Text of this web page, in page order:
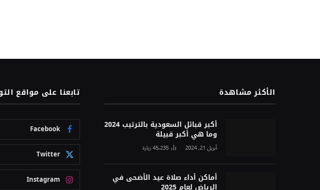
الأكثر مشاهدة
أكبر قبائل السعودية بالترتيب 2024
وما هي أكبر قبيلة
أبريل 21, 2024 45٬235زيارة
أماكن أداء صلاة عيد الأضحى في
الرياض لعام 2025
تابعنا على مواقع
Facebook
Twitter
Instagram